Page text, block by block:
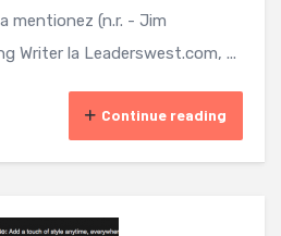
mentionez (n.r. - Jim
Writer la Leaderswest.com, ...
Continue reading